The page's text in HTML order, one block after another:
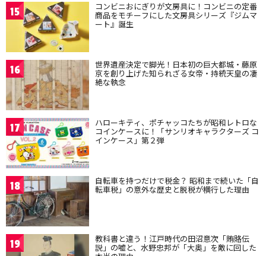
15 コンビニおにぎりが文房具に！コンビニの定番
商品をモチーフにした文房具シリーズ『ジムマ
ート』誕生
16 世界遺産決定で脚光！日本初の巨大都城・藤原
京を創り上げた知られざる女帝・持統天皇の凄
絶な執念
17 ハローキティ、ポチャッコたちが昭和レトロな
コインケースに！「サンリオキャラクターズ コ
インケース」第２弾
18 自転車を持つだけで税金？ 昭和まで続いた「自
転車税」の意外な歴史と脱税が横行した理由
19 教科書と違う！江戸時代の田沼意次「賄賂伝
説」の嘘と、水野忠邦が「大奥」を敵に回した